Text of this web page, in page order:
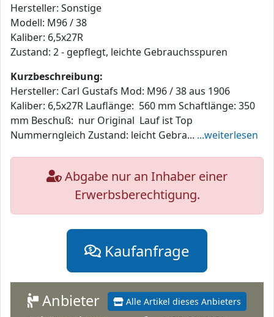
Hersteller: Sonstige
Modell: M96 / 38
Kaliber: 6,5x27R
Zustand: 2 - gepflegt, leichte Gebrauchsspuren
Kurzbeschreibung:
Hersteller: Carl Gustafs Mod: M96 / 38 aus 1906
Kaliber: 6,5x27R Lauflänge: 560 mm Schaftlänge: 350
mm Beschuß: nur Original Lauf ist Top
Nummerngleich Zustand: leicht Gebra... ...weiterlesen
Abgabe nur an Inhaber einer
Erwerbsberechtigung.
Kaufanfrage
Alle Artikel dieses Anbieters
Anbieter